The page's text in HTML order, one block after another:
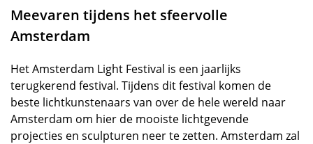
Meevaren tijdens het sfeervolle
Amsterdam
Het Amsterdam Light Festival is een jaarlijks
terugkerend festival. Tijdens dit festival komen de
beste lichtkunstenaars van over de hele wereld naar
Amsterdam om hier de mooiste lichtgevende
projecties en sculpturen neer te zetten. Amsterdam zal